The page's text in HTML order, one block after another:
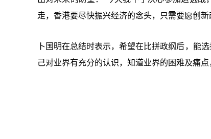
走，香港要尽快振兴经济的念头，只需要愿创
卜国明在总结时表示，希望在比拼政纲后，能
己对业界有充分的认识，知道业界的困难及痛点